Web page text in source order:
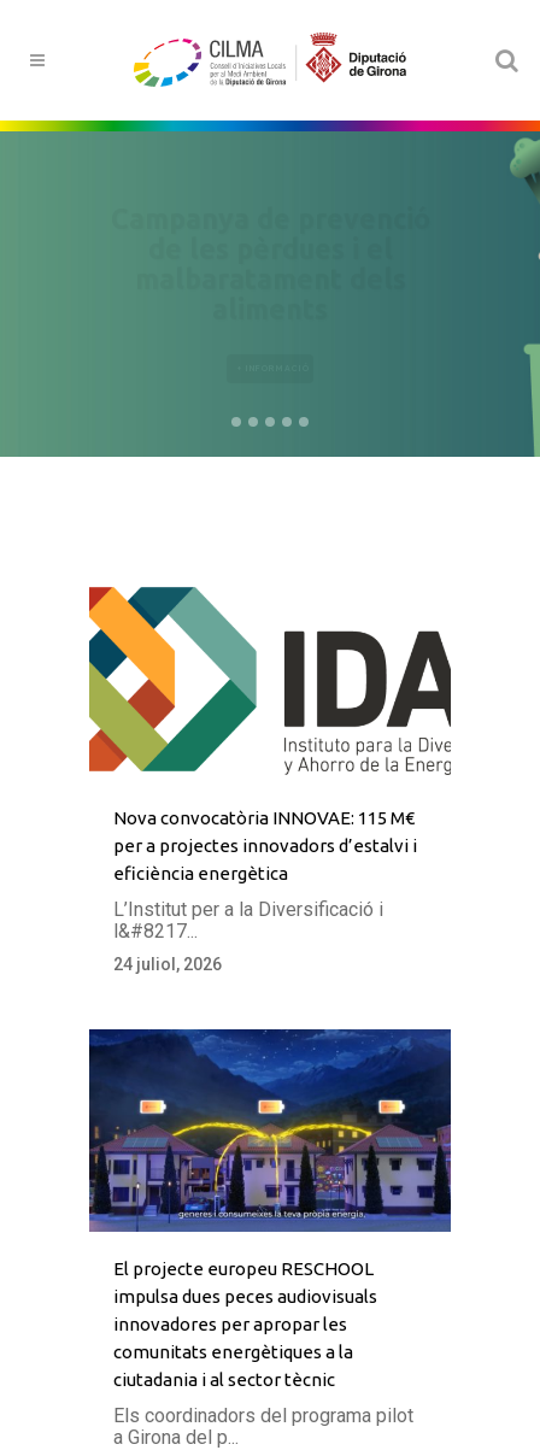
Nova convocatòria INNOVAE: 115 M€
per a projectes innovadors d’estalvi i
eficiència energètica
L’Institut per a la Diversificació i
l&#8217...
24 juliol, 2026
El projecte europeu RESCHOOL
impulsa dues peces audiovisuals
innovadores per apropar les
comunitats energètiques a la
ciutadania i al sector tècnic
Els coordinadors del programa pilot
a Girona del p...